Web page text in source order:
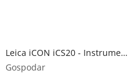
Leica iCON iCS20 - Instrument motorizat de măsurare 3D de precizie pentru construcții cu pachet software Layout
Gospodar